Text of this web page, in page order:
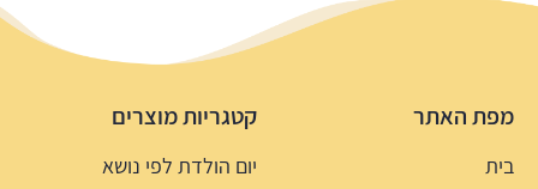
מפת האתר
בית
קטגריות מוצרים
יום הולדת לפי נושא